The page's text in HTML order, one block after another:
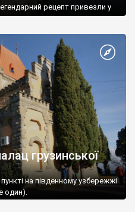
рецепт привезли у
грузинської
на південному узбережжі
один).